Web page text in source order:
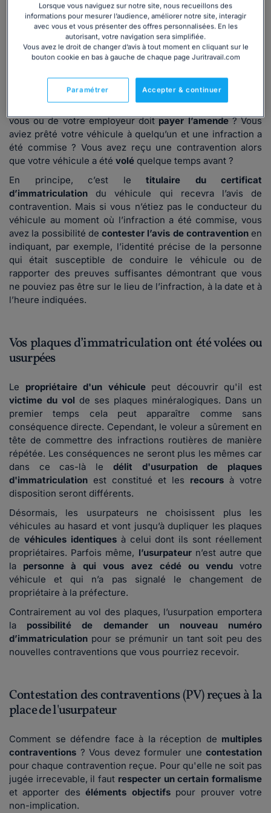
Contester une infraction dont vous n'êtes pas
l'auteur
Vous êtes salarié, vous conduisiez votrevéhicule de
vous ou de votre employeur doitpayer l’amende? Vous
aviez prêté votre véhicule à quelqu’un et une infraction a
été commise ? Vous avez reçu une contravention alors
que votre véhicule a été volé quelque temps avant ?
En principe, c’est le titulaire du certificat
d’immatriculation du véhicule qui recevra l’avis de
contravention. Mais si vous n’étiez pas le conducteur du
véhicule au moment où l’infraction a été commise, vous
avez la possibilité de contester l’avis de contravention en
indiquant, par exemple, l’identité précise de la personne
qui était susceptible de conduire le véhicule ou de
rapporter des preuves suffisantes démontrant que vous
ne pouviez pas être sur le lieu de l’infraction, à la date et à
l’heure indiquées.
Vos plaques d’immatriculation ont été volées ou
usurpées
Le propriétaire d'un véhiculepeut découvrir qu'il est
victime du vol de ses plaques minéralogiques. Dans un
premier temps cela peut apparaître comme sans
conséquence directe. Cependant, le voleur a sûrement en
tête de commettre des infractions routières de manière
répétée. Les conséquences ne seront plus les mêmes car
dans ce cas-là le délit d'usurpation de plaques
d'immatriculation est constitué et les recours à votre
disposition seront différents.
Désormais, les usurpateurs ne choisissent plus les
véhicules au hasard et vont jusqu’à dupliquer les plaques
de véhicules identiquesà celui dont ils sont réellement
propriétaires. Parfois même, l’usurpateurn’est autre que
la personne à qui vous avez cédé ou venduvotre
véhicule et qui n’a pas signalé le changement de
propriétaire à la préfecture.
Contrairement au vol des plaques, l’usurpation emportera
la possibilité de demander un nouveau numéro
d’immatriculation pour se prémunir un tant soit peu des
nouvelles contraventions que vous pourriez recevoir.
Contestation des contraventions (PV) reçues à la
place de l'usurpateur
Comment se défendre face à la réception de multiples
contraventions ? Vous devez formuler une contestation
pour chaque contravention reçue. Pour qu'elle ne soit pas
jugée irrecevable, il faut respecter un certain formalisme
et apporter deséléments objectifspour prouver votre
non-implication.
Lorsque vous naviguez sur notre site, nous recueillons des
informations pour mesurer l’audience, améliorer notre site, interagir
avec vous et vous présenter des offres personnalisées. En les
autorisant, votre navigation sera simplifiée.
Vous avez le droit de changer d’avis à tout moment en cliquant sur le
bouton cookie en bas à gauche de chaque page Juritravail.com
Accepter & continuer
Paramétrer